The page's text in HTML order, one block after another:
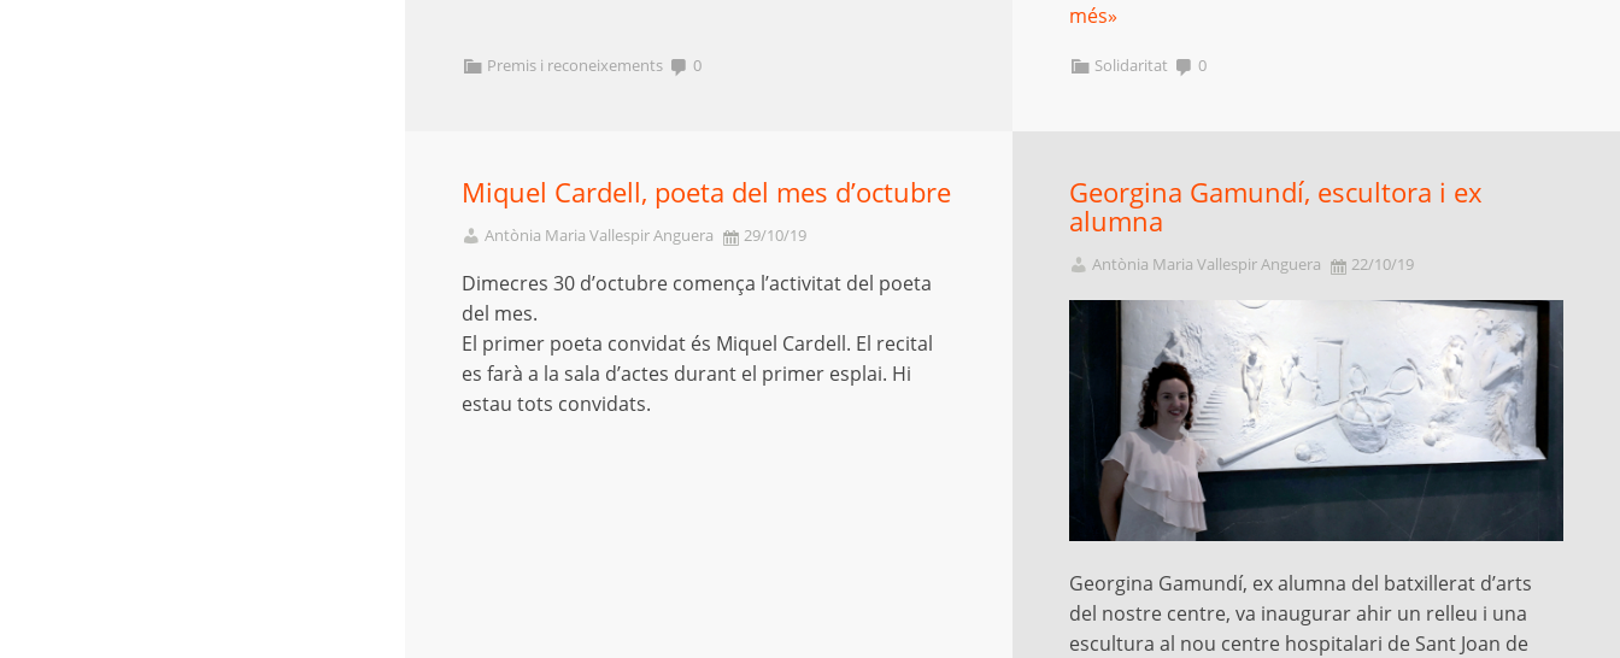
Premis i reconeixements 0
més»
Solidaritat 0
Miquel Cardell, poeta del mes d’octubre
Antònia Maria Vallespir Anguera 29/10/19
Dimecres 30 d’octubre comença l’activitat del poeta
del mes.
El primer poeta convidat és Miquel Cardell. El recital
es farà a la sala d’actes durant el primer esplai. Hi
estau tots convidats.
Georgina Gamundí, escultora i ex
alumna
Antònia Maria Vallespir Anguera 22/10/19
Georgina Gamundí, ex alumna del batxillerat d’arts
del nostre centre, va inaugurar ahir un relleu i una
escultura al nou centre hospitalari de Sant Joan de